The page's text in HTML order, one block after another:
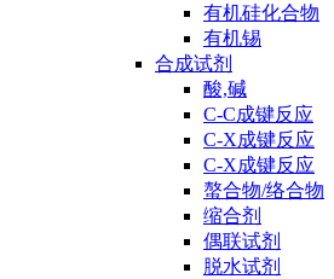
有机硅化合物
有机锡
合成试剂
酸,碱
C-C成键反应
C-X成键反应
C-X成键反应
螯合物/络合物
缩合剂
偶联试剂
脱水试剂